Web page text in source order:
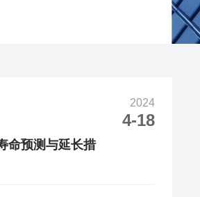
2024
4-18
命预测与延长措